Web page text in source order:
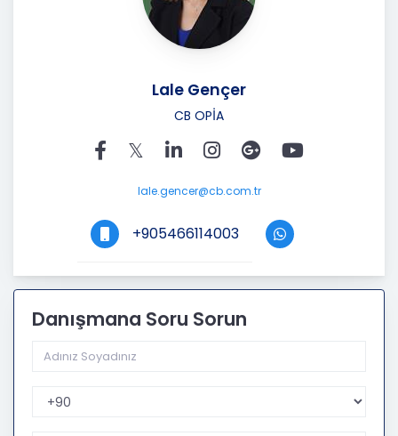
Lale Gençer
CB OPİA
lale.gencer@cb.com.tr
+905466114003
Danışmana Soru Sorun
Telefon Kodu